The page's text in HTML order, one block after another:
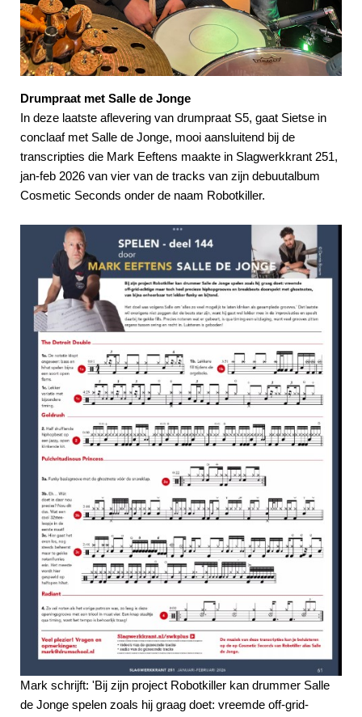
Drumpraat met Salle de Jonge
In deze laatste aflevering van drumpraat S5, gaat Sietse in
conclaaf met Salle de Jonge, mooi aansluitend bij de
transcripties die Mark Eeftens maakte in Slagwerkkrant 251,
jan-feb 2026 van vier van de tracks van zijn debuutalbum
Cosmetic Seconds onder de naam Robotkiller.
Mark schrijft: 'Bij zijn project Robotkiller kan drummer Salle
de Jonge spelen zoals hij graag doet: vreemde off-grid-